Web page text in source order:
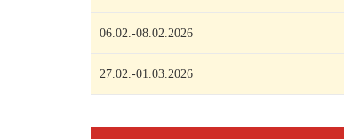
06.02.-08.02.2026
27.02.-01.03.2026